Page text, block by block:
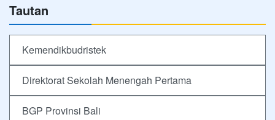
Tautan
Kemendikbudristek
Direktorat Sekolah Menengah Pertama
BGP Provinsi Bali